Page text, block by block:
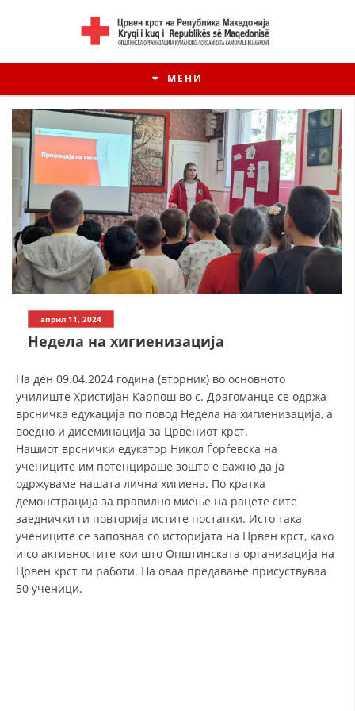
МЕНИ
ИСТОРИЈАТ НА ЦКРМ
ИСТОРИЈАТ НА ДВИЖЕЊЕТО
КОНТАКТ ИНФОРМАЦИИ
ЗАКОН ЗА ЦКРМ
СТАТУТ НА ЦКРМ
април 11, 2024
Недела на хигиенизација
На ден 09.04.2024 година (вторник) во основното
училиште Христијан Карпош во с. Драгоманце се одржа
врсничка едукација по повод Недела на хигиенизација, а
воедно и дисеминација за Црвениот крст.
Нашиот врснички едукатор Никол Ѓорѓевска на
учениците им потенцираше зошто е важно да ја
одржуваме нашата лична хигиена. По кратка
демонстрација за правилно миење на рацете сите
заеднички ги повторија истите постапки. Исто така
учениците се запознаа со историјата на Црвен крст, како
и со активностите кои што Општинската организација на
Црвен крст ги работи. На оваа предавање присуствуваа
50 ученици.